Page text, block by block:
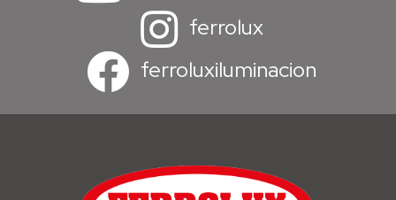
ferrolux
ferroluxiluminacion